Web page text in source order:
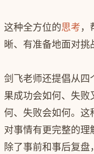
这种全方位的思考，
晰、有准备地面对挑
剑飞老师还提倡从四
果成功会如何、失
何、失败会如何。这
对事情有更完整的理
除了事前和事后复